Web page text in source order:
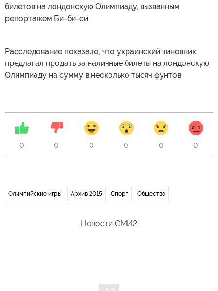
билетов на лондонскую Олимпиаду, вызванным
репортажем Би-би-си.
Расследование показало, что украинский чиновник
предлагал продать за наличные билеты на лондонскую
Олимпиаду на сумму в несколько тысяч фунтов.
0 0 0 0 0 0
Олимпийские игры Архив 2015 Спорт Общество
Новости СМИ2